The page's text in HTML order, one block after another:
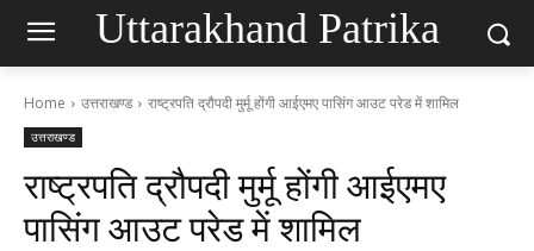
Uttarakhand Patrika
Home उत्तराखण्ड राष्ट्रपति द्रौपदी मुर्मू होंगी आईएमए पासिंग आउट परेड में शामिल
उत्तराखण्ड
राष्ट्रपति द्रौपदी मुर्मू होंगी आईएमए
पासिंग आउट परेड में शामिल